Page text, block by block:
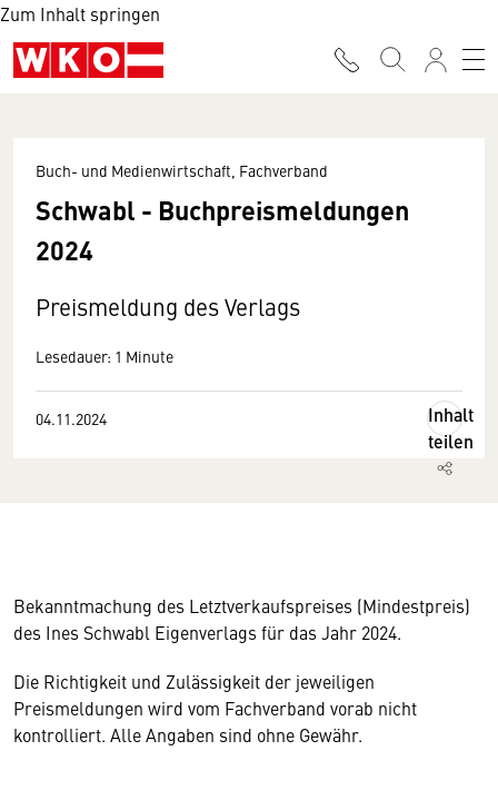
Zum Inhalt springen
Buch- und Medienwirtschaft, Fachverband
Schwabl - Buchpreismeldungen
2024
Preismeldung des Verlags
Lesedauer: 1 Minute
04.11.2024
Inhalt
teilen
Bekanntmachung des Letztverkaufspreises (Mindestpreis)
des Ines Schwabl Eigenverlags für das Jahr 2024.
Die Richtigkeit und Zulässigkeit der jeweiligen
Preismeldungen wird vom Fachverband vorab nicht
kontrolliert. Alle Angaben sind ohne Gewähr.